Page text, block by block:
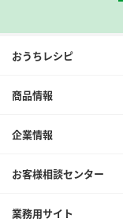
おうちレシピ
商品情報
企業情報
お客様相談センター
業務用サイト